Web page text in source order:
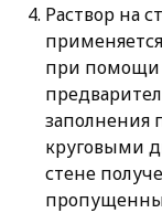
Раствор на
при помощи
заполнения
круговыми
стене